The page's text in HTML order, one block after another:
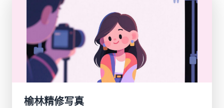
榆林精修写真